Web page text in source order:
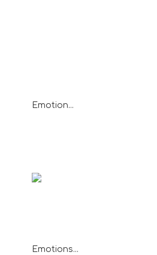
Emotion...
Emotions...